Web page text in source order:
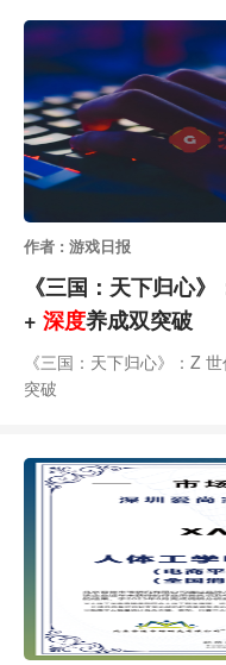
作者 : 游戏日报
《三国：天下归心
+ 深度养成双突破
《三国：天下归心》：Z
突破